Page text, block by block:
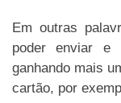
Em outras
poder enviar e
ganhando mais
cartão, por